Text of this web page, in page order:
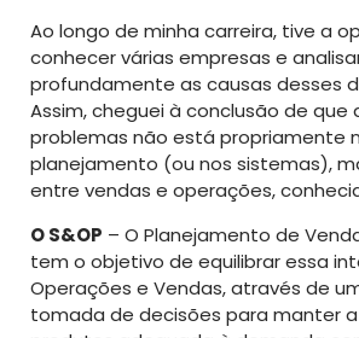
Ao longo de minha carreira, tive a
conhecer várias empresas e
profundamente as causas desses
Assim, cheguei à conclusão de que
problemas não está propriamente
planejamento (ou nos sistemas),
entre vendas e operações,
O S&OP – O Planejamento de
tem o objetivo de equilibrar essa
Operações e Vendas, através de
tomada de decisões para manter